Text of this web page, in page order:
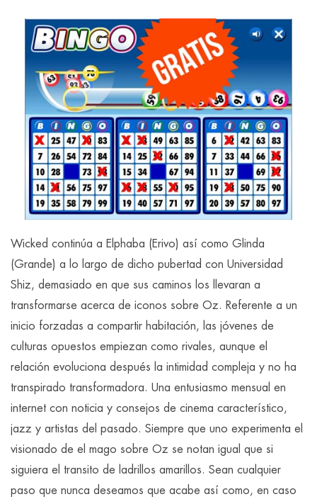
Wicked continúa a Elphaba (Erivo) así­ como Glinda
(Grande) a lo largo de dicho pubertad con Universidad
Shiz, demasiado en que sus caminos los llevaran a
transformarse acerca de iconos sobre Oz. Referente a un
inicio forzadas a compartir habitación, las jóvenes de
culturas opuestos empiezan como rivales, aunque el
relación evoluciona después la intimidad compleja y no ha
transpirado transformadora. Una entusiasmo mensual en
internet con noticia y consejos de cinema característico,
jazz y artistas del pasado. Siempre que uno experimenta el
visionado de el mago sobre Oz se notan igual que si
siguiera el transito de ladrillos amarillos. Sean cualquier
paso que nunca deseamos que acabe así­ como, en caso